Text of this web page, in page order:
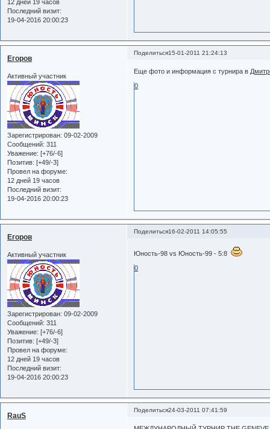
12 дней 19 часов
Последний визит:
19-04-2016 20:00:23
Поделиться15-01-2011 21:24:13
Егоров
Активный участник
Зарегистрирован: 09-02-2009
Сообщений: 311
Уважение: [+76/-6]
Позитив: [+49/-3]
Провел на форуме:
12 дней 19 часов
Последний визит:
19-04-2016 20:00:23
Еще фото и информация с турнира в
0
Поделиться16-02-2011 14:05:55
Егоров
Активный участник
Зарегистрирован: 09-02-2009
Сообщений: 311
Уважение: [+76/-6]
Позитив: [+49/-3]
Провел на форуме:
12 дней 19 часов
Последний визит:
19-04-2016 20:00:23
Юность-98 vs Юность-99 - 5:8
0
Поделиться24-03-2011 07:41:59
RauS